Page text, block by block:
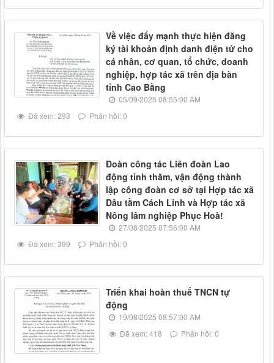
Về việc đẩy mạnh thực hiện đăng
ký tài khoản định danh điện tử cho
cá nhân, cơ quan, tổ chức, doanh
nghiệp, hợp tác xã trên địa bàn
tỉnh Cao Bằng
05/09/2025 08:55:00 AM
Đã xem: 293
Phản hồi: 0
Đoàn công tác Liên đoàn Lao
động tỉnh thăm, vận động thành
lập công đoàn cơ sở tại Hợp tác xã
Dâu tằm Cách Linh và Hợp tác xã
Nông lâm nghiệp Phục Hoà!
27/08/2025 07:56:00 AM
Đã xem: 399
Phản hồi: 0
Triển khai hoàn thuế TNCN tự
động
19/08/2025 08:57:00 AM
Đã xem: 418
Phản hồi: 0